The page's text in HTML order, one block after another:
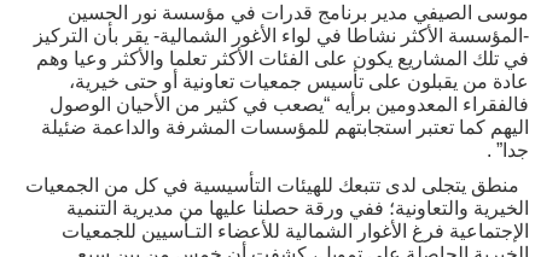
موسى الصيفي مدير برنامج قدرات في مؤسسة نور الحسين
-المؤسسة الأكثر نشاطا في لواء الأغور الشمالية- يقر بأن التركيز
في تلك المشاريع يكون على الفئات الأكثر تعلما والأكثر وعيا وهم
عادة من يقبلون على تأسيس جمعيات تعاونية أو حتى خيرية،
فالفقراء المعدومين برأيه “يصعب في كثير من الأحيان الوصول
اليهم كما تعتبر استجابتهم للمؤسسات المشرفة والداعمة ضئيلة
جدا” .
منطق يتجلى لدى تتبعك للهيئات التأسيسية في كل من الجمعيات
الخيرية والتعاونية؛ ففي ورقة حصلنا عليها من مديرية التنمية
الإجتماعية فرغ الأغوار الشمالية للأعضاء التـأسيين للجمعيات